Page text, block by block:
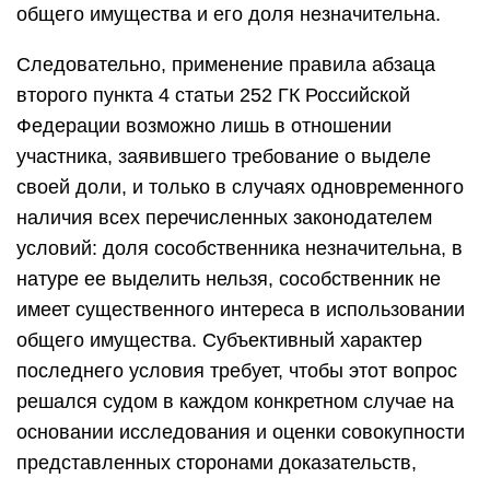
общего имущества и его доля незначительна.
Следовательно, применение правила абзаца
второго пункта 4 статьи 252 ГК Российской
Федерации возможно лишь в отношении
участника, заявившего требование о выделе
своей доли, и только в случаях одновременного
наличия всех перечисленных законодателем
условий: доля сособственника незначительна, в
натуре ее выделить нельзя, сособственник не
имеет существенного интереса в использовании
общего имущества. Субъективный характер
последнего условия требует, чтобы этот вопрос
решался судом в каждом конкретном случае на
основании исследования и оценки совокупности
представленных сторонами доказательств,